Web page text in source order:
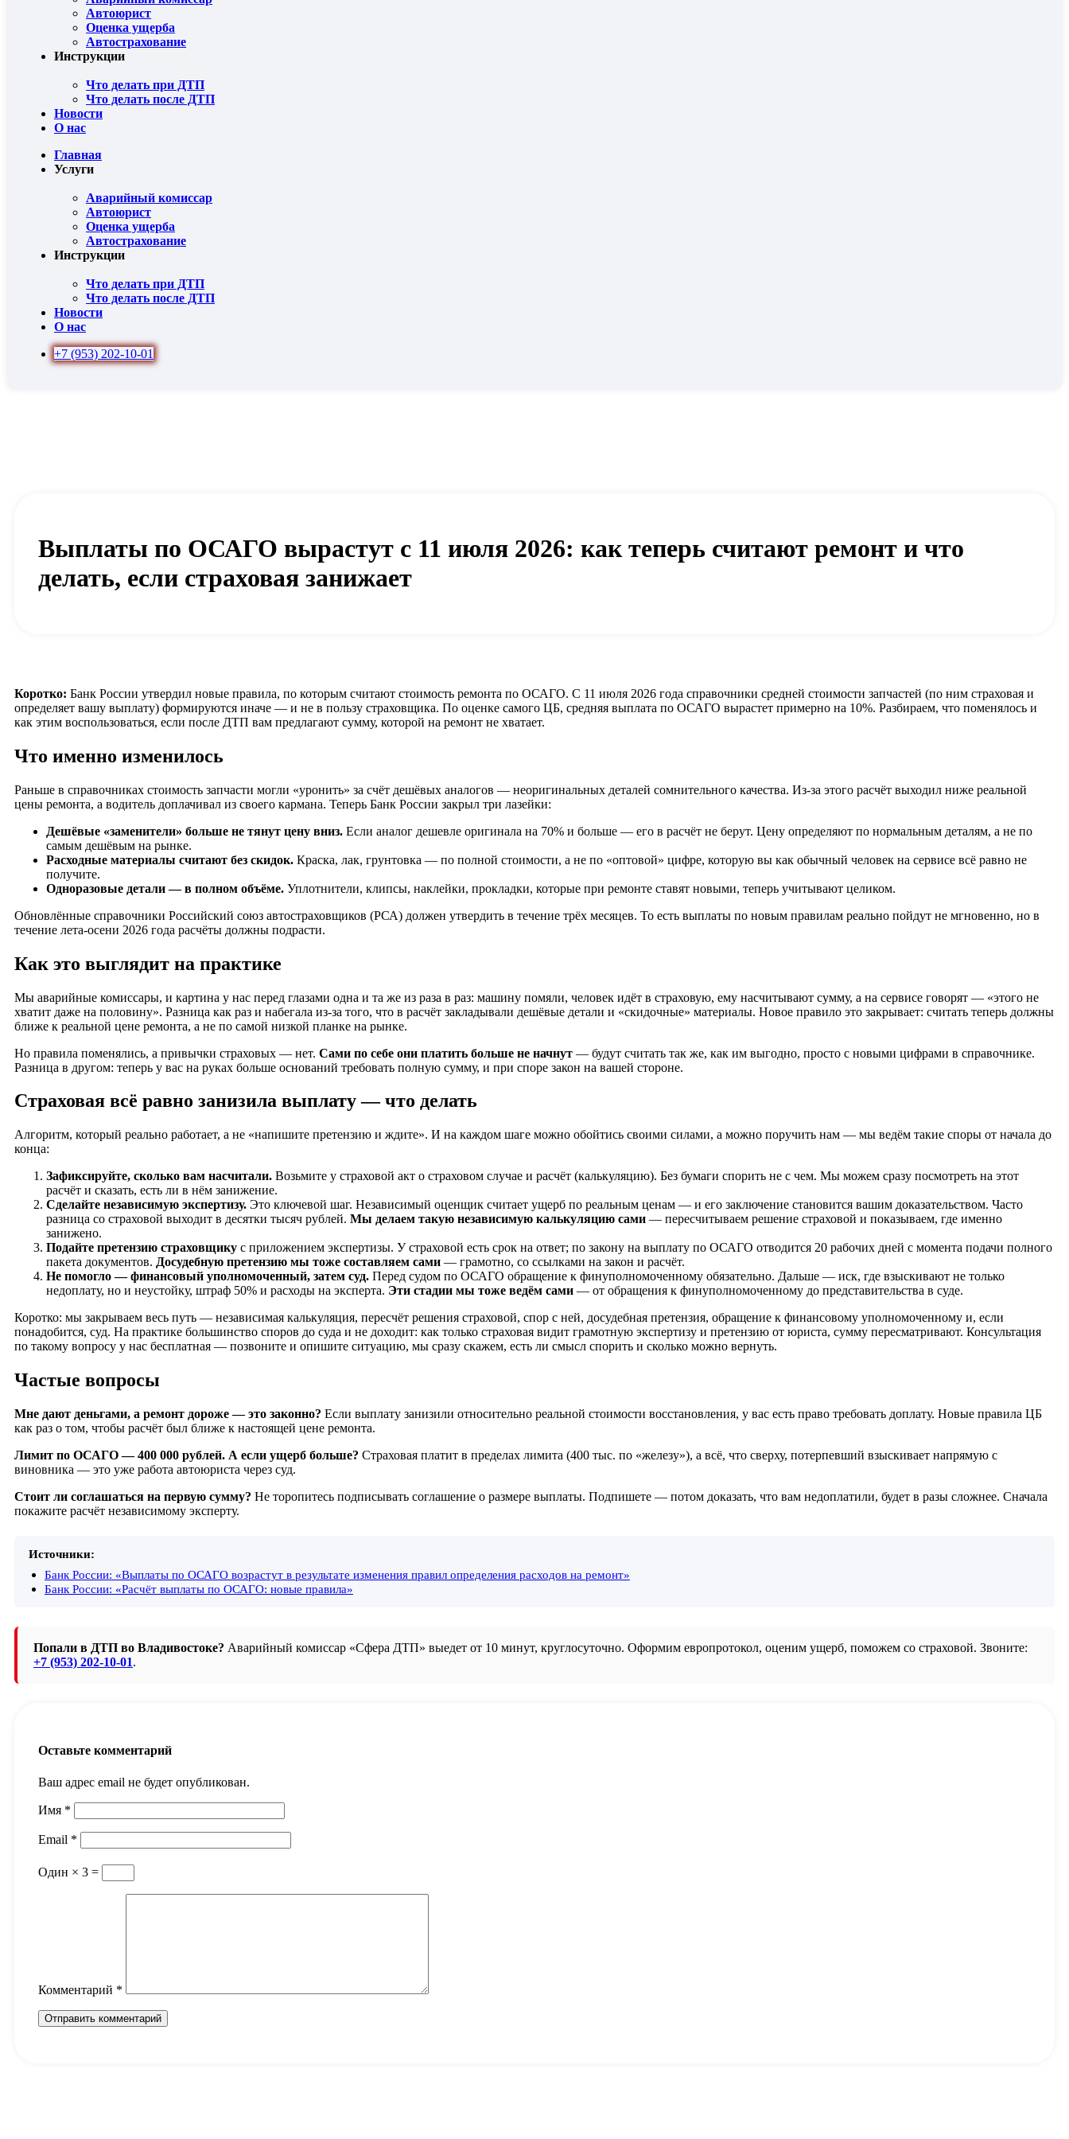
Автоюрист
Оценка ущерба
Автострахование
Инструкции
Что делать при ДТП
Что делать после ДТП
Новости
О нас
Главная
Услуги
Аварийный комиссар
Автоюрист
Оценка ущерба
Автострахование
Инструкции
Что делать при ДТП
Что делать после ДТП
Новости
О нас
+7 (953) 202-10-01
Выплаты по ОСАГО вырастут с 11 июля 2026: как теперь считают ремонт и что
делать, если страховая занижает
Коротко: Банк России утвердил новые правила, по которым считают стоимость ремонта по ОСАГО. С 11 июля 2026 года справочники средней стоимости запчастей (по ним страховая и
определяет вашу выплату) формируются иначе — и не в пользу страховщика. По оценке самого ЦБ, средняя выплата по ОСАГО вырастет примерно на 10%. Разбираем, что поменялось и
как этим воспользоваться, если после ДТП вам предлагают сумму, которой на ремонт не хватает.
Что именно изменилось
Раньше в справочниках стоимость запчасти могли «уронить» за счёт дешёвых аналогов — неоригинальных деталей сомнительного качества. Из-за этого расчёт выходил ниже реальной
цены ремонта, а водитель доплачивал из своего кармана. Теперь Банк России закрыл три лазейки:
Дешёвые «заменители» больше не тянут цену вниз. Если аналог дешевле оригинала на 70% и больше — его в расчёт не берут. Цену определяют по нормальным деталям, а не по
самым дешёвым на рынке.
Расходные материалы считают без скидок. Краска, лак, грунтовка — по полной стоимости, а не по «оптовой» цифре, которую вы как обычный человек на сервисе всё равно не
получите.
Одноразовые детали — в полном объёме. Уплотнители, клипсы, наклейки, прокладки, которые при ремонте ставят новыми, теперь учитывают целиком.
Обновлённые справочники Российский союз автостраховщиков (РСА) должен утвердить в течение трёх месяцев. То есть выплаты по новым правилам реально пойдут не мгновенно, но в
течение лета-осени 2026 года расчёты должны подрасти.
Как это выглядит на практике
Мы аварийные комиссары, и картина у нас перед глазами одна и та же из раза в раз: машину помяли, человек идёт в страховую, ему насчитывают сумму, а на сервисе говорят — «этого не
хватит даже на половину». Разница как раз и набегала из-за того, что в расчёт закладывали дешёвые детали и «скидочные» материалы. Новое правило это закрывает: считать теперь должны
ближе к реальной цене ремонта, а не по самой низкой планке на рынке.
Но правила поменялись, а привычки страховых — нет. Сами по себе они платить больше не начнут — будут считать так же, как им выгодно, просто с новыми цифрами в справочнике.
Разница в другом: теперь у вас на руках больше оснований требовать полную сумму, и при споре закон на вашей стороне.
Страховая всё равно занизила выплату — что делать
Алгоритм, который реально работает, а не «напишите претензию и ждите». И на каждом шаге можно обойтись своими силами, а можно поручить нам — мы ведём такие споры от начала до
конца:
Зафиксируйте, сколько вам насчитали. Возьмите у страховой акт о страховом случае и расчёт (калькуляцию). Без бумаги спорить не с чем. Мы можем сразу посмотреть на этот
расчёт и сказать, есть ли в нём занижение.
Сделайте независимую экспертизу. Это ключевой шаг. Независимый оценщик считает ущерб по реальным ценам — и его заключение становится вашим доказательством. Часто
разница со страховой выходит в десятки тысяч рублей. Мы делаем такую независимую калькуляцию сами — пересчитываем решение страховой и показываем, где именно
занижено.
Подайте претензию страховщику с приложением экспертизы. У страховой есть срок на ответ; по закону на выплату по ОСАГО отводится 20 рабочих дней с момента подачи полного
пакета документов. Досудебную претензию мы тоже составляем сами — грамотно, со ссылками на закон и расчёт.
Не помогло — финансовый уполномоченный, затем суд. Перед судом по ОСАГО обращение к финуполномоченному обязательно. Дальше — иск, где взыскивают не только
недоплату, но и неустойку, штраф 50% и расходы на эксперта. Эти стадии мы тоже ведём сами — от обращения к финуполномоченному до представительства в суде.
Коротко: мы закрываем весь путь — независимая калькуляция, пересчёт решения страховой, спор с ней, досудебная претензия, обращение к финансовому уполномоченному и, если
понадобится, суд. На практике большинство споров до суда и не доходит: как только страховая видит грамотную экспертизу и претензию от юриста, сумму пересматривают. Консультация
по такому вопросу у нас бесплатная — позвоните и опишите ситуацию, мы сразу скажем, есть ли смысл спорить и сколько можно вернуть.
Частые вопросы
Мне дают деньгами, а ремонт дороже — это законно? Если выплату занизили относительно реальной стоимости восстановления, у вас есть право требовать доплату. Новые правила ЦБ
как раз о том, чтобы расчёт был ближе к настоящей цене ремонта.
Лимит по ОСАГО — 400 000 рублей. А если ущерб больше? Страховая платит в пределах лимита (400 тыс. по «железу»), а всё, что сверху, потерпевший взыскивает напрямую с
виновника — это уже работа автоюриста через суд.
Стоит ли соглашаться на первую сумму? Не торопитесь подписывать соглашение о размере выплаты. Подпишете — потом доказать, что вам недоплатили, будет в разы сложнее. Сначала
покажите расчёт независимому эксперту.
Источники:
Банк России: «Выплаты по ОСАГО возрастут в результате изменения правил определения расходов на ремонт»
Банк России: «Расчёт выплаты по ОСАГО: новые правила»
Попали в ДТП во Владивостоке? Аварийный комиссар «Сфера ДТП» выедет от 10 минут, круглосуточно. Оформим европротокол, оценим ущерб, поможем со страховой. Звоните:
+7 (953) 202-10-01.
Оставьте комментарий
Ваш адрес email не будет опубликован.
Имя *
Email *
Один × 3 =
Комментарий *